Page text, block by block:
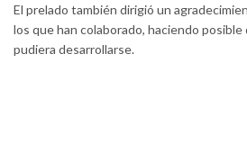
El prelado también dirigió un
los que han colaborado, haciendo posible
pudiera desarrollarse.